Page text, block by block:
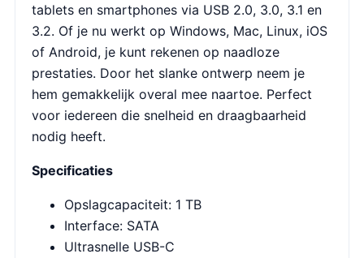
tablets en smartphones via USB 2.0, 3.0, 3.1 en
3.2. Of je nu werkt op Windows, Mac, Linux, iOS
of Android, je kunt rekenen op naadloze
prestaties. Door het slanke ontwerp neem je
hem gemakkelijk overal mee naartoe. Perfect
voor iedereen die snelheid en draagbaarheid
nodig heeft.
Specificaties
Opslagcapaciteit: 1 TB
Interface: SATA
Ultrasnelle USB-C